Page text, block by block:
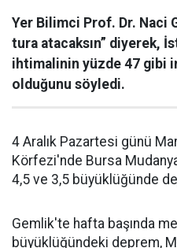
Yer Bilimci Prof. Dr. Naci
tura atacaksın” diyerek,
ihtimalinin yüzde 47 gibi
olduğunu söyledi.
4 Aralık Pazartesi günü
Körfezi'nde Bursa Mudanya
4,5 ve 3,5 büyüklüğünde
Gemlik'te hafta başında
büyüklüğündeki deprem,